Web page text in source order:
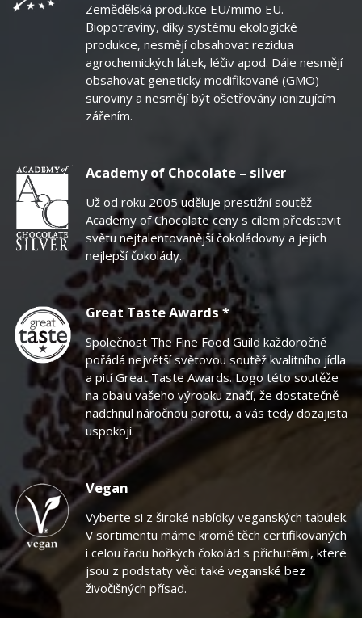
Zemědělská produkce EU/mimo EU.
Biopotraviny, díky systému ekologické
produkce, nesmějí obsahovat rezidua
agrochemických látek, léčiv apod. Dále nesmějí
obsahovat geneticky modifikované (GMO)
suroviny a nesmějí být ošetřovány ionizujícím
zářením.
Academy of Chocolate – silver
Už od roku 2005 uděluje prestižní soutěž
Academy of Chocolate ceny s cílem představit
světu nejtalentovanější čokoládovny a jejich
nejlepší čokolády.
Great Taste Awards *
Společnost The Fine Food Guild každoročně
pořádá největší světovou soutěž kvalitního jídla
a pití Great Taste Awards. Logo této soutěže
na obalu vašeho výrobku značí, že dostatečně
nadchnul náročnou porotu, a vás tedy dozajista
uspokojí.
Vegan
Vyberte si z široké nabídky veganských tabulek.
V sortimentu máme kromě těch certifikovaných
i celou řadu hořkých čokolád s příchutěmi, které
jsou z podstaty věci také veganské bez
živočišných přísad.